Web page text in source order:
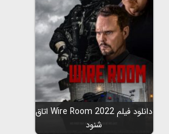
دانلود فیلم Wire Room 2022 اتاق
شنود